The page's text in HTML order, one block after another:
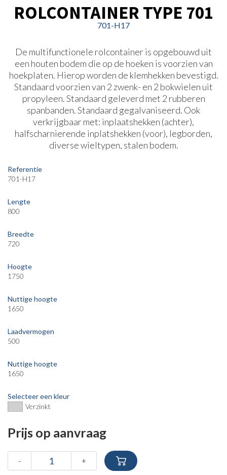
ROLCONTAINER TYPE 701
701-H17
De multifunctionele rolcontainer is opgebouwd uit
een houten bodem die op de hoeken is voorzien van
hoekplaten. Hierop worden de klemhekken bevestigd.
Standaard voorzien van 2 zwenk- en 2 bokwielen uit
propyleen. Standaard geleverd met 2 rubberen
spanbanden. Standaard gegalvaniseerd. Ook
verkrijgbaar met: inplaatshekken (achter),
halfscharnierende inplatshekken (voor), legborden,
diverse wieltypen, stalen bodem.
Referentie
701-H17
Lengte
800
Breedte
720
Hoogte
1750
Nuttige hoogte
1650
Laadvermogen
500
Nuttige hoogte
1650
Selecteer een kleur
Verzinkt
Prijs op aanvraag
- +